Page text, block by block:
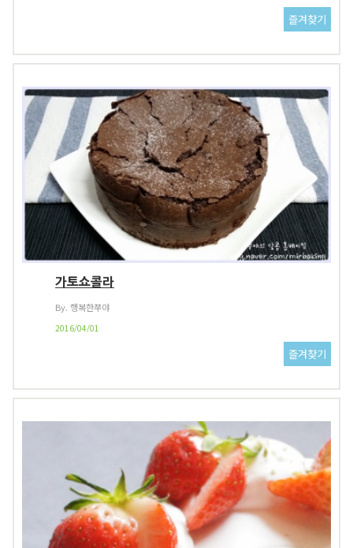
가토쇼콜라
By. 행복한쭈야
2016/04/01